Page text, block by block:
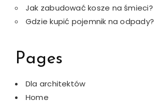
Jak zabudować kosze na śmieci?
Gdzie kupić pojemnik na odpady?
Pages
Dla architektów
Home